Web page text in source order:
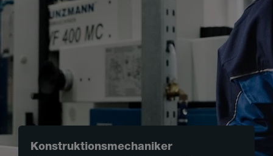
Konstruktionsmechaniker